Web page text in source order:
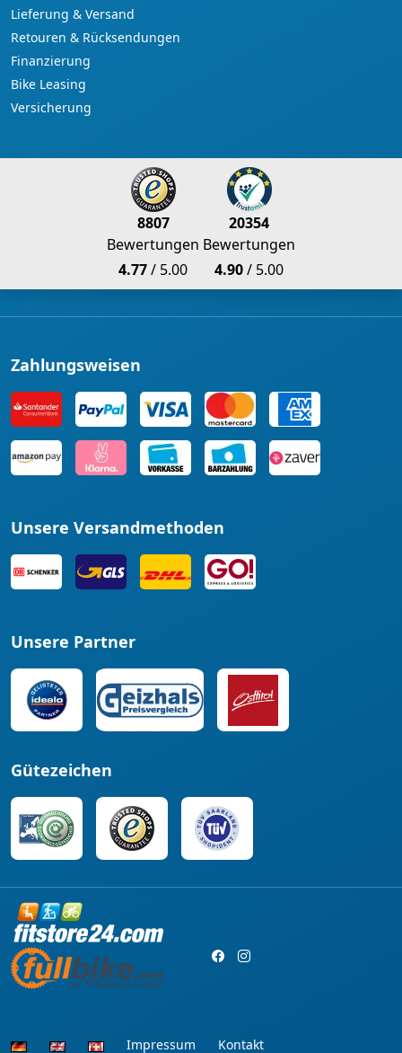
Lieferung & Versand
Retouren & Rücksendungen
Finanzierung
Bike Leasing
Versicherung
8807
Bewertungen
4.77/ 5.00
20354
Bewertungen
4.90/ 5.00
Zahlungsweisen
Unsere Versandmethoden
Unsere Partner
Gütezeichen
Impressum Kontakt